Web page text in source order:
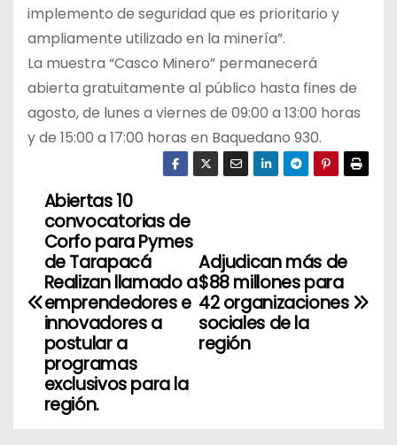
implemento de seguridad que es prioritario y
ampliamente utilizado en la minería”.
La muestra “Casco Minero” permanecerá
abierta gratuitamente al público hasta fines de
agosto, de lunes a viernes de 09:00 a 13:00 horas
y de 15:00 a 17:00 horas en Baquedano 930.
N
e
Adjudican más de
$88 millones para
42 organizaciones
sociales de la
región
Abiertas 10
convocatorias de
Corfo para Pymes
de Tarapacá
Realizan llamado a
emprendedores e
innovadores a
postular a
programas
exclusivos para la
región.